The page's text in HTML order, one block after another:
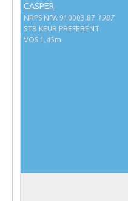
Regionale Keuringen
CASPER
NRPS NPA 910003.87 1987
STB KEUR PREFERENT
VOS 1,45m